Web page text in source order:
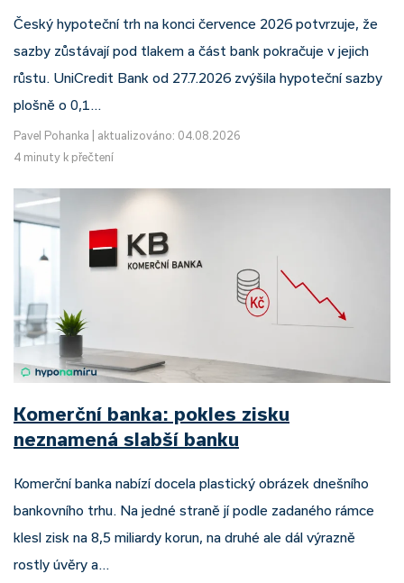
Český hypoteční trh na konci července 2026 potvrzuje, že
sazby zůstávají pod tlakem a část bank pokračuje v jejich
růstu. UniCredit Bank od 27.7.2026 zvýšila hypoteční sazby
plošně o 0,1…
Pavel Pohanka
aktualizováno: 04.08.2026
4 minuty k přečtení
Komerční banka: pokles zisku
neznamená slabší banku
Komerční banka nabízí docela plastický obrázek dnešního
bankovního trhu. Na jedné straně jí podle zadaného rámce
klesl zisk na 8,5 miliardy korun, na druhé ale dál výrazně
rostly úvěry a…